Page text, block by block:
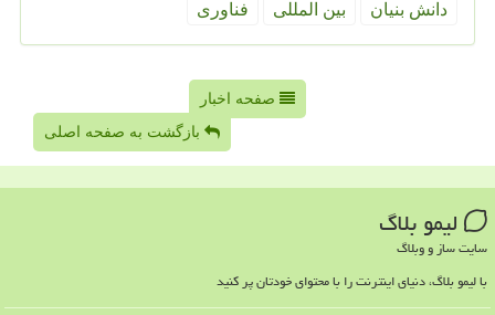
دانش بنیان
بین المللی فناوری
صفحه اخبار
بازگشت به صفحه اصلی
لیمو بلاگ
سایت ساز و وبلاگ
با لیمو بلاگ، دنیای اینترنت را با محتوای خودتان پر کنید